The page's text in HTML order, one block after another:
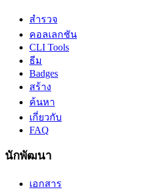
สำรวจ
คอลเลกชัน
CLI Tools
ธีม
Badges
สร้าง
ค้นหา
เกี่ยวกับ
FAQ
นักพัฒนา
เอกสาร